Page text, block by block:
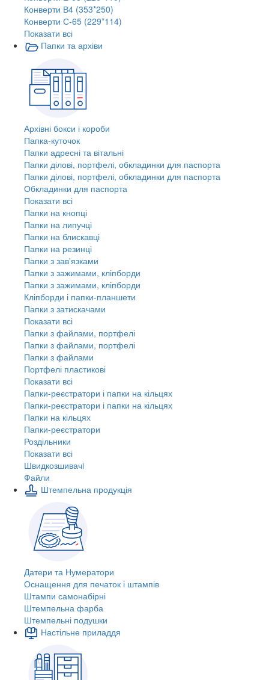
Конверти В4 (353*250)
Конверти С-65 (229*114)
Показати всі
Папки та архіви
Архівні бокси і короби
Папка-куточок
Папки адресні та вітальні
Папки ділові, портфелі, обкладинки для паспорта
Папки ділові, портфелі, обкладинки для паспорта
Обкладинки для паспорта
Показати всі
Папки на кнопці
Папки на липучці
Папки на блискавці
Папки на резинці
Папки з зав'язками
Папки з зажимами, кліпборди
Папки з зажимами, кліпборди
Кліпборди і папки-планшети
Папки з затискачами
Показати всі
Папки з файлами, портфелі
Папки з файлами, портфелі
Папки з файлами
Портфелі пластикові
Показати всі
Папки-реєстратори і папки на кільцях
Папки-реєстратори і папки на кільцях
Папки на кільцях
Папки-реєстратори
Роздільники
Показати всі
Швидкозшивачi
Файли
Штемпельна продукція
Датери та Нумератори
Оснащення для печаток і штампів
Штампи самонабірні
Штемпельна фарба
Штемпельні подушки
Настільне приладдя